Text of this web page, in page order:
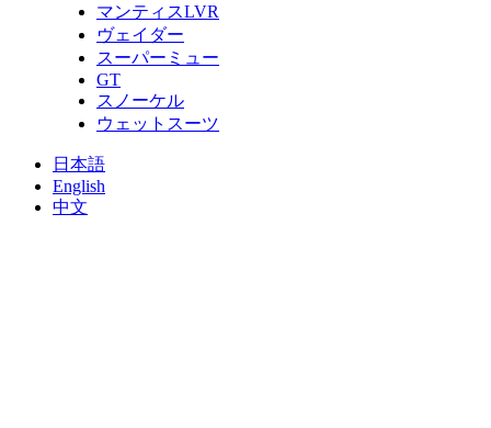
マンティスLVR
ヴェイダー
スーパーミュー
GT
スノーケル
ウェットスーツ
日本語
English
中文